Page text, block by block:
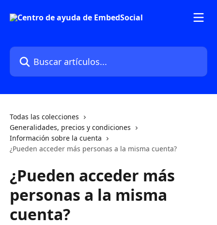
Buscar artículos...
Todas las colecciones
Generalidades, precios y condiciones
Información sobre la cuenta
¿Pueden acceder más personas a la misma cuenta?
¿Pueden acceder más
personas a la misma
cuenta?